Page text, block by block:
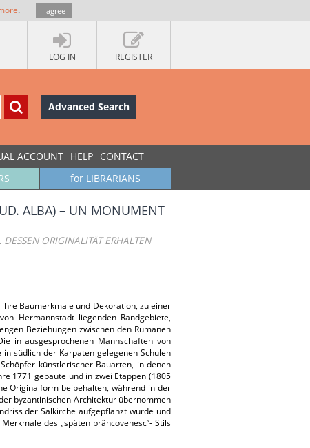
. I agree
LOG IN REGISTER
Advanced Search
ACCOUNT HELP CONTACT
for LIBRARIANS
ALBA) – UN MONUMENT
ORIGINALITÄT ERHALTEN
Baumerkmale und Dekoration, zu einer
Hermannstadt liegenden Randgebiete,
Beziehungen zwischen den Rumänen
in ausgesprochenen Mannschaften von
südlich der Karpaten gelegenen Schulen
künstlerischer Bauarten, in denen
1771 gebaute und in zwei Etappen (1805
Originalform beibehalten, während in der
byzantinischen Architektur übernommen
der Salkirche aufgepflanzt wurde und
des „späten brâncovenesc”- Stils